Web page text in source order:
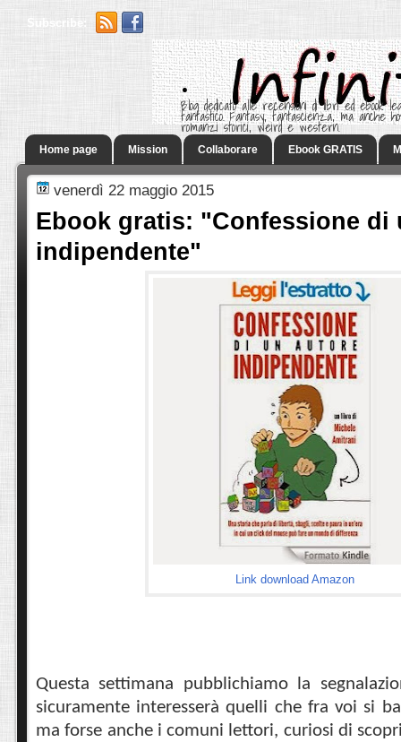
Subscribe:
.
Blog dedicato alle recensioni di libri ed ebook
fantastico. Fantasy, fantascienza, ma anche
romanzi storici, weird e western.
Home page Mission Collaborare Ebook GRATIS
venerdì 22 maggio 2015
Ebook gratis: "Confessione di
indipendente"
Link download Amazon
Questa settimana pubblichiamo la
sicuramente interesserà quelli che fra voi si
ma forse anche i comuni lettori, curiosi di